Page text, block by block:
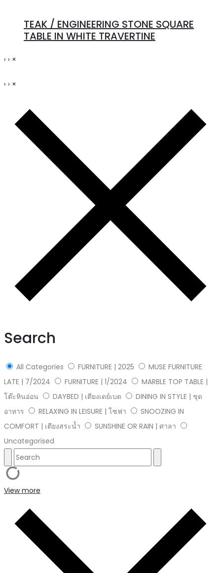
TEAK / ENGINEERING STONE SQUARE
TABLE IN WHITE TRAVERTINE
‹ › ×
‹ › ×
Search
All Categories FURNITURE | 2025
MUSE FURNITURE
LATE | 7/2024
FURNITURE | 1/2024
MARBLE TOP TABLE |
โต๊ะหินอ่อน
DAYBED | เตียงเดย์เบด
DINING IN STYLE | ชุด
อาหาร
RELAXING IN LEISURE | โซฟา
SNOOZING IN
COMFORT | เตียงสระน้ำ
SUNSHINE OR RAIN | ศาลา
Uncategorised
View more